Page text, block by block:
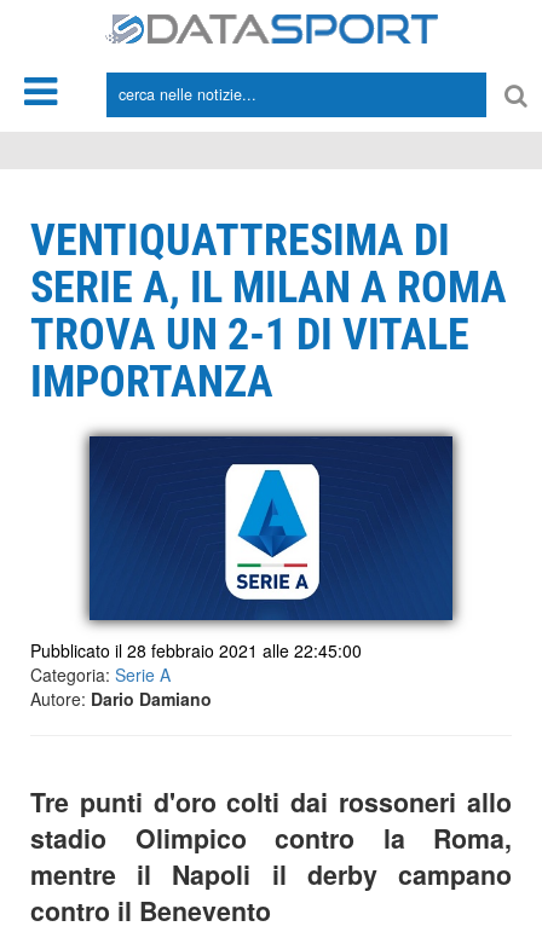
VENTIQUATTRESIMA DI
SERIE A, IL MILAN A ROMA
TROVA UN 2-1 DI VITALE
IMPORTANZA
Pubblicato il 28 febbraio 2021 alle 22:45:00
Categoria: Serie A
Autore: Dario Damiano
Tre punti d'oro colti dai rossoneri allo
stadio Olimpico contro la Roma,
mentre il Napoli il derby campano
contro il Benevento